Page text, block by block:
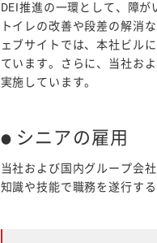
DEI推進の一環として、障
トイレの改善や段差の解消
ェブサイトでは、本社ビル
ています。さらに、当社お
実施しています。
シニアの雇用
当社および国内グループ会
知識や技能で職務を遂行す